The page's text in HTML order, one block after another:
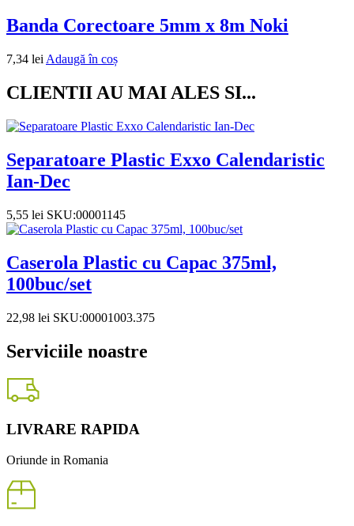
Banda Corectoare 5mm x 8m Noki
7,34 lei Adaugă în coș
CLIENTII AU MAI ALES SI...
Separatoare Plastic Exxo Calendaristic
Ian-Dec
5,55 lei SKU:00001145
Caserola Plastic cu Capac 375ml,
100buc/set
22,98 lei SKU:00001003.375
Serviciile noastre
LIVRARE RAPIDA
Oriunde in Romania